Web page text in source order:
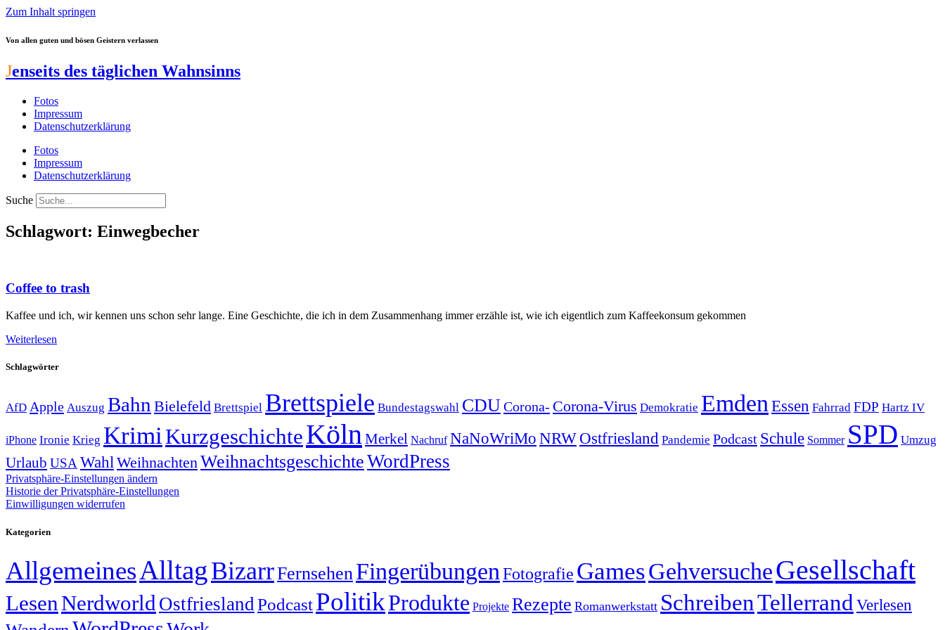
Zum Inhalt springen
Von allen guten und bösen Geistern verlassen
Jenseits des täglichen Wahnsinns
Fotos
Impressum
Datenschutzerklärung
Fotos
Impressum
Datenschutzerklärung
Suche
Schlagwort: Einwegbecher
Coffee to trash
Kaffee und ich, wir kennen uns schon sehr lange. Eine Geschichte, die ich in dem Zusammenhang immer erzähle ist, wie ich eigentlich zum Kaffeekonsum gekommen
Weiterlesen
Schlagwörter
AfD Apple Auszug Bahn Bielefeld Brettspiel Brettspiele Bundestagswahl CDUCorona- Corona-Virus Demokratie EmdenEssen Fahrrad FDP Hartz IV
iPhone Ironie Krieg KrimiKurzgeschichteKölnMerkel Nachruf NaNoWriMo NRWOstfriesland Pandemie Podcast Schule Sommer SPD Umzug
Urlaub USAWahlWeihnachtenWeihnachtsgeschichteWordPress
Privatsphäre-Einstellungen ändern
Historie der Privatsphäre-Einstellungen
Einwilligungen widerrufen
Kategorien
AllgemeinesAlltagBizarrFernsehen Fingerübungen Fotografie GamesGehversucheGesellschaft
Lesen Nerdworld Ostfriesland PodcastPolitikProdukte Projekte Rezepte Romanwerkstatt SchreibenTellerrand Verlesen